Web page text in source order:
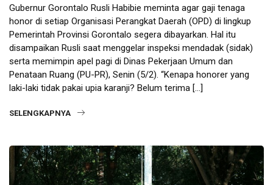
Gubernur Gorontalo Rusli Habibie meminta agar gaji tenaga
honor di setiap Organisasi Perangkat Daerah (OPD) di lingkup
Pemerintah Provinsi Gorontalo segera dibayarkan. Hal itu
disampaikan Rusli saat menggelar inspeksi mendadak (sidak)
serta memimpin apel pagi di Dinas Pekerjaan Umum dan
Penataan Ruang (PU-PR), Senin (5/2). “Kenapa honorer yang
laki-laki tidak pakai upia karanji? Belum terima […]
SELENGKAPNYA